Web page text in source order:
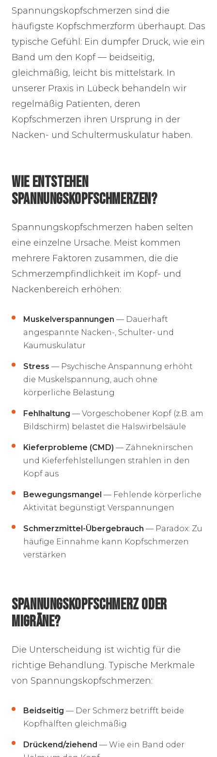
Spannungskopfschmerzen sind die
häufigste Kopfschmerzform überhaupt. Das
typische Gefühl: Ein dumpfer Druck, wie ein
Band um den Kopf — beidseitig,
gleichmäßig, leicht bis mittelstark. In
unserer Praxis in Lübeck behandeln wir
regelmäßig Patienten, deren
Kopfschmerzen ihren Ursprung in der
Nacken- und Schultermuskulatur haben.
WIE ENTSTEHEN
SPANNUNGSKOPFSCHMERZEN?
Spannungskopfschmerzen haben selten
eine einzelne Ursache. Meist kommen
mehrere Faktoren zusammen, die die
Schmerzempfindlichkeit im Kopf- und
Nackenbereich erhöhen:
Muskelverspannungen — Dauerhaft
angespannte Nacken-, Schulter- und
Kaumuskulatur
Stress — Psychische Anspannung erhöht
die Muskelspannung, auch ohne
körperliche Belastung
Fehlhaltung — Vorgeschobener Kopf (z.B. am
Bildschirm) belastet die Halswirbelsäule
Kieferprobleme (CMD) — Zähneknirschen
und Kieferfehlstellungen strahlen in den
Kopf aus
Bewegungsmangel — Fehlende körperliche
Aktivität begünstigt Verspannungen
Schmerzmittel-Übergebrauch — Paradox: Zu
häufige Einnahme kann Kopfschmerzen
verstärken
SPANNUNGSKOPFSCHMERZ ODER
MIGRÄNE?
Die Unterscheidung ist wichtig für die
richtige Behandlung. Typische Merkmale
von Spannungskopfschmerzen:
Beidseitig — Der Schmerz betrifft beide
Kopfhälften gleichmäßig
Drückend/ziehend — Wie ein Band oder